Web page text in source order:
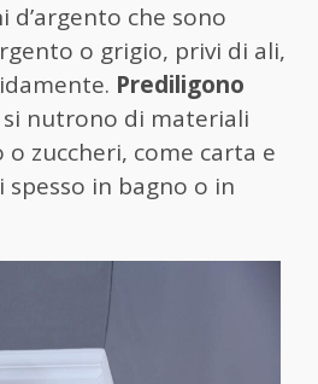
d’argento che sono
o grigio, privi di ali,
Prediligono
si nutrono di materiali
zuccheri, come carta e
in bagno o in